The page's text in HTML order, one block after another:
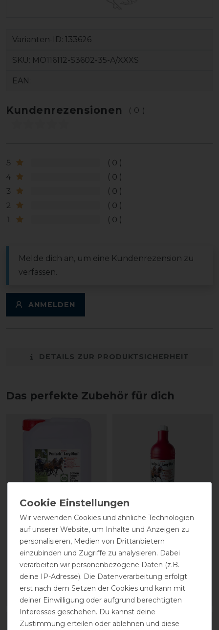
Varianten-ID: 133626
SKU: MO116112-S3602-35-A/XXXS
EAN:
Kundenrezensionen (0)
5
0
4
0
3
0
2
0
1
0
Melde dich an, um eine Kundenrezension zu
verfassen.
ANMELDEN
DETAILS ZUR PRODUKTSICHERHEIT
Das perfekte Zubehör für dich
Stassek Equifix Faulpelz
Lederpflege easy-care
43,80 € *
Liter | 21,90 € / Liter
ARTIKEL MERKEN
Stassek Equifix Faulpelz
Lederpflege easy-care
17,90 € *
0.75 Liter | 23,87 € / Liter
ARTIKEL MERKEN
Wir verwenden Cookies und ähnliche Technologien
auf unserer Website, um Inhalte und Anzeigen zu
personalisieren, Medien von Drittanbietern
einzubinden und Zugriffe zu analysieren. Dabei
verarbeiten wir personenbezogene Daten (z.B.
deine IP-Adresse). Die Datenverarbeitung erfolgt
erst nach dem Setzen der Cookies und kann mit
deiner Einwilligung oder aufgrund berechtigten
Interesses geschehen. Du kannst deine
Zustimmung erteilen oder ablehnen und diese